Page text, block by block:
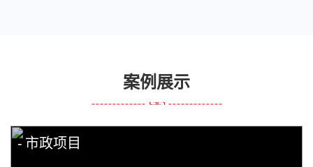
案例展示
市政项目